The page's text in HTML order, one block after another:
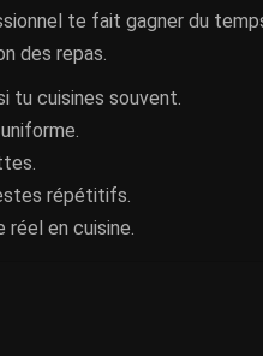
te fait gagner du
des repas.
tu cuisines souvent.
répétitifs.
réel en cuisine.